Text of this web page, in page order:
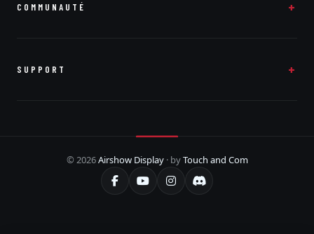
COMMUNAUTÉ
SUPPORT
© 2026Airshow Display· byTouch and Com